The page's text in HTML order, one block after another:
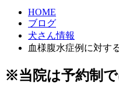
HOME
ブログ
犬さん情報
血様腹水症例に対す
※当院は予約制